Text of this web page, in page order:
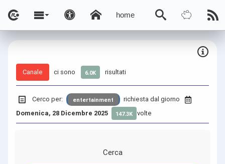
home
Canale ci sono 6.0K risultati
Cerco per: entertainment
richiesta dal giorno
Domenica, 28 Dicembre 2025
147.3K volte
Cerca